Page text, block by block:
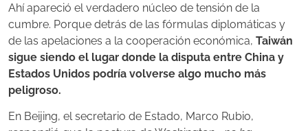
Ahí apareció el verdadero núcleo de tensión de la
cumbre. Porque detrás de las fórmulas diplomáticas y
de las apelaciones a la cooperación económica, Taiwán
sigue siendo el lugar donde la disputa entre China y
Estados Unidos podría volverse algo mucho más
peligroso.
En Beijing, el secretario de Estado, Marco Rubio,